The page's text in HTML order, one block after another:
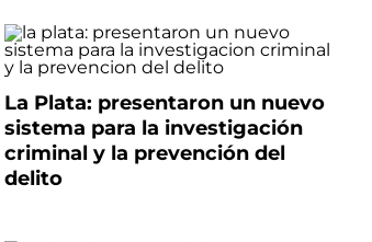
La Plata: presentaron un nuevo
sistema para la investigación
criminal y la prevención del
delito